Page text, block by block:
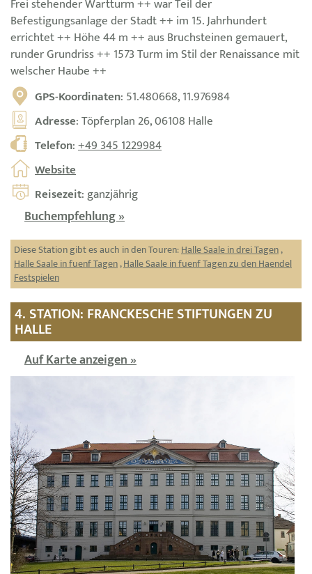
Frei stehender Wartturm ++ war Teil der
Befestigungsanlage der Stadt ++ im 15. Jahrhundert
errichtet ++ Höhe 44 m ++ aus Bruchsteinen gemauert,
runder Grundriss ++ 1573 Turm im Stil der Renaissance mit
welscher Haube ++
GPS-Koordinaten: 51.480668, 11.976984
Adresse: Töpferplan 26, 06108 Halle
Telefon:+49 345 1229984
Website
Reisezeit: ganzjährig
Buchempfehlung »
Diese Station gibt es auch in den Touren:Halle Saale in drei Tagen,
Halle Saale in fuenf Tagen,Halle Saale in fuenf Tagen zu den Haendel
Festspielen
4. STATION: FRANCKESCHE STIFTUNGEN ZU
HALLE
Auf Karte anzeigen »